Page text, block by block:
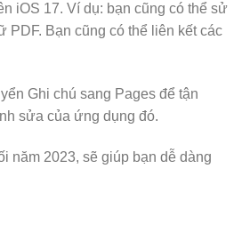
iOS 17. Ví dụ: bạn cũng có thể sử
PDF. Bạn cũng có thể liên kết các
Ghi chú sang Pages để tận
sửa của ứng dụng đó.
năm 2023, sẽ giúp bạn dễ dàng